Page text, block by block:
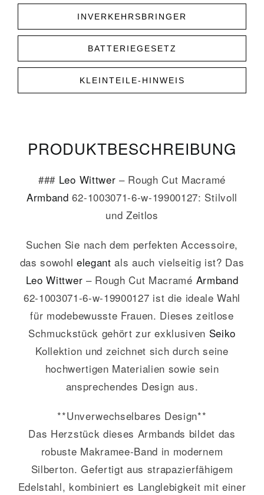
INVERKEHRSBRINGER
BATTERIEGESETZ
KLEINTEILE-HINWEIS
PRODUKT­­BESCHREIBUNG
### Leo Wittwer – Rough Cut Macramé
Armband 62-1003071-6-w-19900127: Stilvoll
und Zeitlos
Suchen Sie nach dem perfekten Accessoire,
das sowohl elegant als auch vielseitig ist? Das
Leo Wittwer – Rough Cut Macramé Armband
62-1003071-6-w-19900127 ist die ideale Wahl
für modebewusste Frauen. Dieses zeitlose
Schmuckstück gehört zur exklusiven Seiko
Kollektion und zeichnet sich durch seine
hochwertigen Materialien sowie sein
ansprechendes Design aus.
**Unverwechselbares Design**
Das Herzstück dieses Armbands bildet das
robuste Makramee-Band in modernem
Silberton. Gefertigt aus strapazierfähigem
Edelstahl, kombiniert es Langlebigkeit mit einer